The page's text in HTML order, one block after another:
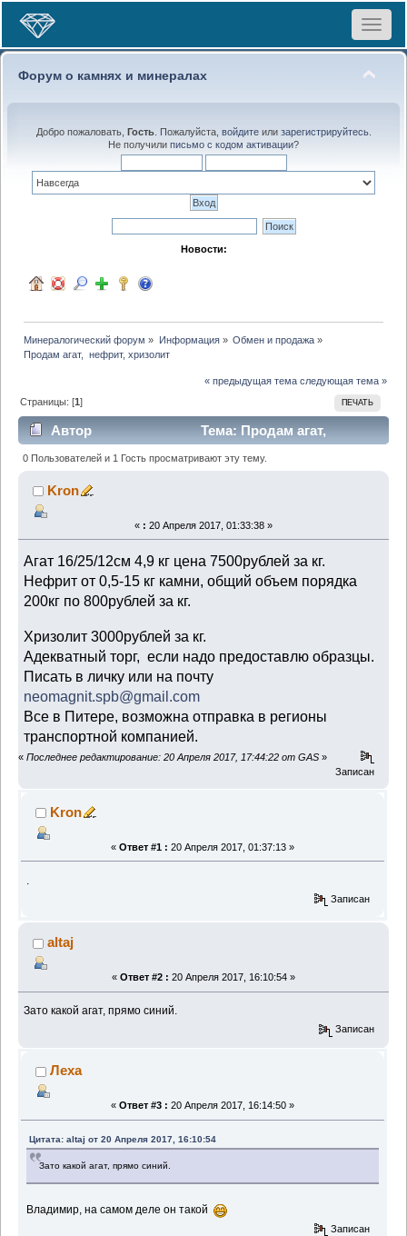
Toggle
Форум о камнях и минералах
Добро пожаловать, Гость. Пожалуйста, войдитеили зарегистрируйтесь.
Не получили письмо с кодом активации?
Новости:
Минералогический форум » Информация» Обмен и продажа»
Продам агат,  нефрит, хризолит
« предыдущая тема следующая тема »
ПЕЧАТЬ
Страницы: [1]
Автор
Тема: Продам агат,
нефрит, хризолит (Прочитано 1900 раз)
0 Пользователей и 1 Гость просматривают эту тему.
Kron
« : 20 Апреля 2017, 01:33:38 »
Агат 16/25/12см 4,9 кг цена 7500рублей за кг.
Нефрит от 0,5-15 кг камни, общий объем порядка
200кг по 800рублей за кг.
Хризолит 3000рублей за кг.
Адекватный торг, если надо предоставлю образцы.
Писать в личку или на почту
neomagnit.spb@gmail.com
Все в Питере, возможна отправка в регионы
транспортной компанией.
« Последнее редактирование: 20 Апреля 2017, 17:44:22 от GAS »
Записан
Kron
« Ответ #1 : 20 Апреля 2017, 01:37:13 »
Записан
altaj
« Ответ #2 : 20 Апреля 2017, 16:10:54 »
Зато какой агат, прямо синий.
Записан
Леха
« Ответ #3 : 20 Апреля 2017, 16:14:50 »
Цитата: altaj от 20 Апреля 2017, 16:10:54
Зато какой агат, прямо синий.
Владимир, на самом деле он такой
Записан